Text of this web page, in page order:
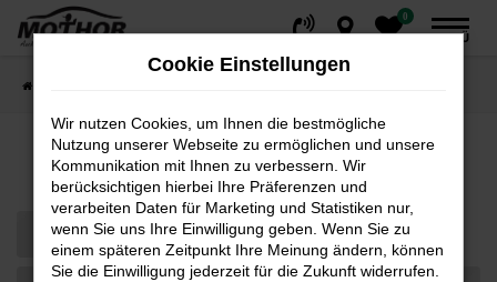
Zum
0
MENÜ
Fahrzeug-Showroom
Cookie Einstellungen
Wir nutzen Cookies, um Ihnen die bestmögliche
Nutzung unserer Webseite zu ermöglichen und unsere
Kommunikation mit Ihnen zu verbessern. Wir
berücksichtigen hierbei Ihre Präferenzen und
verarbeiten Daten für Marketing und Statistiken nur,
wenn Sie uns Ihre Einwilligung geben. Wenn Sie zu
einem späteren Zeitpunkt Ihre Meinung ändern, können
Sie die Einwilligung jederzeit für die Zukunft widerrufen.